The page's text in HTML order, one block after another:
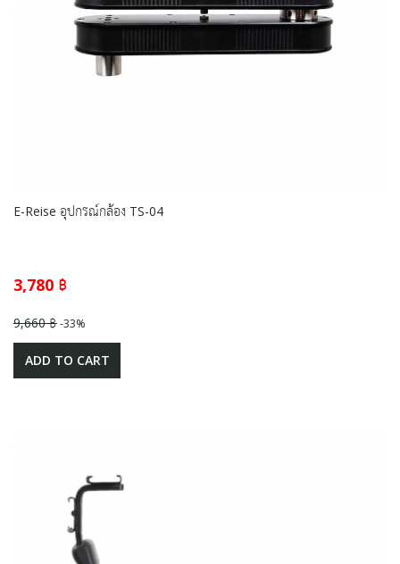
E-Reise อุปกรณ์กล้อง TS-04
3,780 ฿
9,660 ฿-33%
ADD TO CART